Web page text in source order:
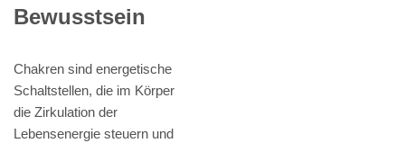
Bewusstsein
Chakren sind energetische
Schaltstellen, die im Körper
die Zirkulation der
Lebensenergie steuern und